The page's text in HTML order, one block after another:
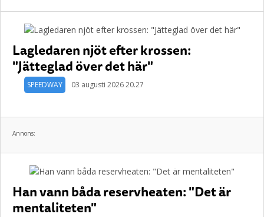
Lagledaren njöt efter krossen:
"Jätteglad över det här"
SPEEDWAY 03 augusti 2026 20.27
Annons:
Han vann båda reservheaten: "Det är
mentaliteten"